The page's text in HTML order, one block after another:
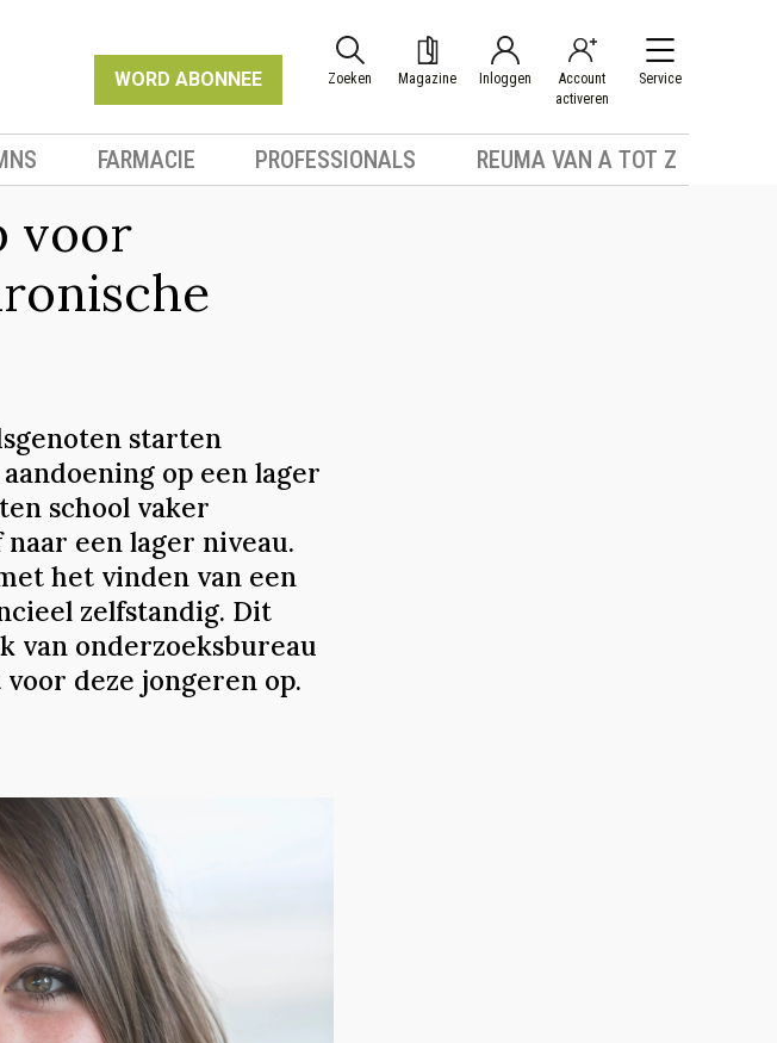
WORD ABONNEE Zoeken Magazine Inloggen
Account
activeren
Service
FARMACIE PROFESSIONALS REUMA VAN A TOT Z
voor
starten
op een lager
school vaker
een lager niveau.
het vinden van een
zelfstandig. Dit
van onderzoeksbureau
deze jongeren op.